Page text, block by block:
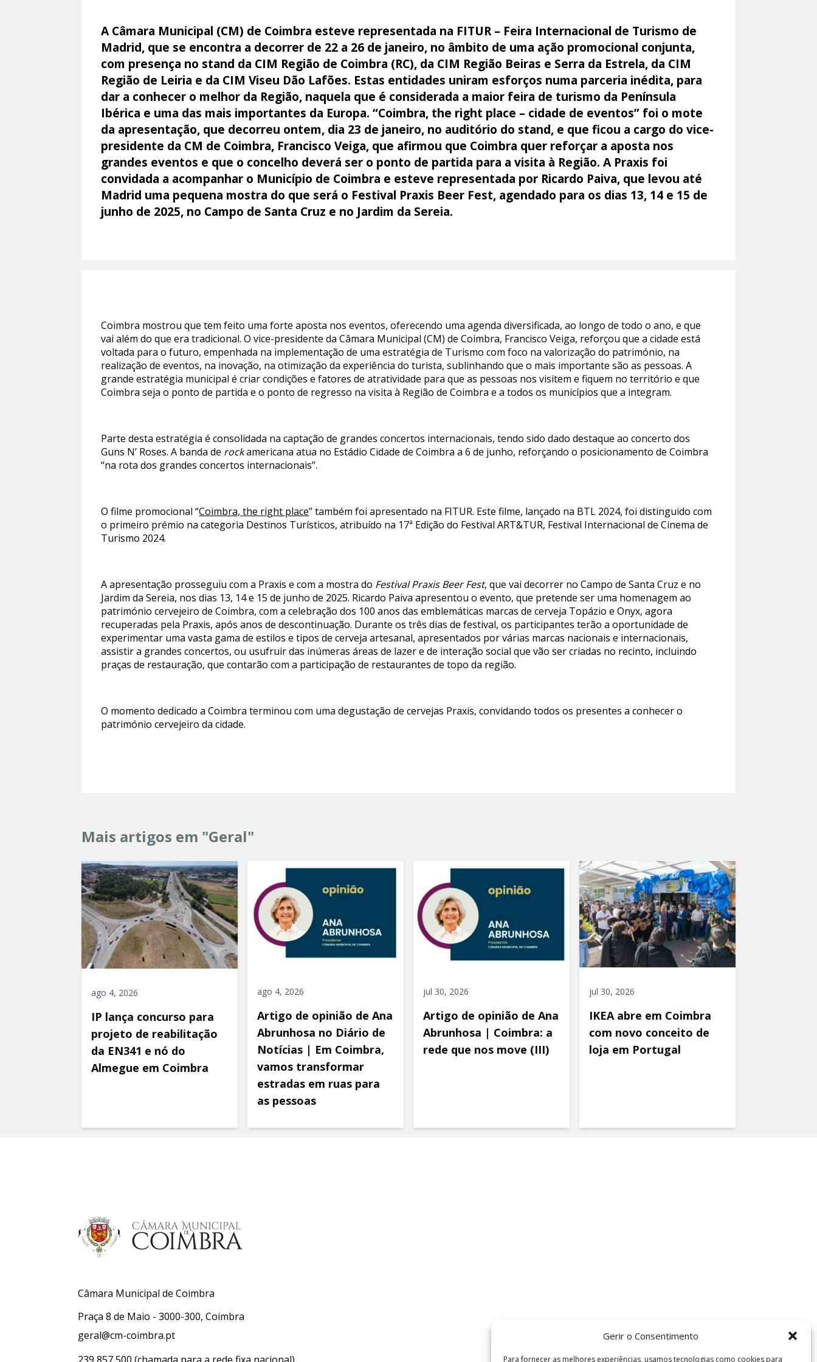
Gerir o Consentimento
Para fornecer as melhores experiências, usamos tecnologias como cookies para
A Câmara Municipal (CM) de Coimbra esteve representada na FITUR – Feira Internacional de Turismo de
Madrid, que se encontra a decorrer de 22 a 26 de janeiro, no âmbito de uma ação promocional conjunta,
com presença no stand da CIM Região de Coimbra (RC), da CIM Região Beiras e Serra da Estrela, da CIM
Região de Leiria e da CIM Viseu Dão Lafões. Estas entidades uniram esforços numa parceria inédita, para
dar a conhecer o melhor da Região, naquela que é considerada a maior feira de turismo da Península
Ibérica e uma das mais importantes da Europa. “Coimbra, the right place – cidade de eventos” foi o mote
da apresentação, que decorreu ontem, dia 23 de janeiro, no auditório do stand, e que ficou a cargo do vice-
presidente da CM de Coimbra, Francisco Veiga, que afirmou que Coimbra quer reforçar a aposta nos
grandes eventos e que o concelho deverá ser o ponto de partida para a visita à Região. A Praxis foi
convidada a acompanhar o Município de Coimbra e esteve representada por Ricardo Paiva, que levou até
Madrid uma pequena mostra do que será o Festival Praxis Beer Fest, agendado para os dias 13, 14 e 15 de
junho de 2025, no Campo de Santa Cruz e no Jardim da Sereia.
Coimbra mostrou que tem feito uma forte aposta nos eventos, oferecendo uma agenda diversificada, ao longo de todo o ano, e que
vai além do que era tradicional. O vice-presidente da Câmara Municipal (CM) de Coimbra, Francisco Veiga, reforçou que a cidade está
voltada para o futuro, empenhada na implementação de uma estratégia de Turismo com foco na valorização do património, na
realização de eventos, na inovação, na otimização da experiência do turista, sublinhando que o mais importante são as pessoas. A
grande estratégia municipal é criar condições e fatores de atratividade para que as pessoas nos visitem e fiquem no território e que
Coimbra seja o ponto de partida e o ponto de regresso na visita à Região de Coimbra e a todos os municípios que a integram.
Parte desta estratégia é consolidada na captação de grandes concertos internacionais, tendo sido dado destaque ao concerto dos
Guns N’ Roses. A banda de rockamericana atua no Estádio Cidade de Coimbra a 6 de junho, reforçando o posicionamento de Coimbra
“na rota dos grandes concertos internacionais”.
O filme promocional “Coimbra, the right place” também foi apresentado na FITUR. Este filme, lançado na BTL 2024, foi distinguido com
o primeiro prémio na categoria Destinos Turísticos, atribuído na 17ª Edição do Festival ART&TUR, Festival Internacional de Cinema de
Turismo 2024.
A apresentação prosseguiu com a Praxis e com a mostra do Festival Praxis Beer Fest, que vai decorrer no Campo de Santa Cruz e no
Jardim da Sereia, nos dias 13, 14 e 15 de junho de 2025. Ricardo Paiva apresentou o evento, que pretende ser uma homenagem ao
património cervejeiro de Coimbra, com a celebração dos 100 anos das emblemáticas marcas de cerveja Topázio e Onyx, agora
recuperadas pela Praxis, após anos de descontinuação. Durante os três dias de festival, os participantes terão a oportunidade de
experimentar uma vasta gama de estilos e tipos de cerveja artesanal, apresentados por várias marcas nacionais e internacionais,
assistir a grandes concertos, ou usufruir das inúmeras áreas de lazer e de interação social que vão ser criadas no recinto, incluindo
praças de restauração, que contarão com a participação de restaurantes de topo da região.
O momento dedicado a Coimbra terminou com uma degustação de cervejas Praxis, convidando todos os presentes a conhecer o
património cervejeiro da cidade.
Mais artigos em "Geral"
ago 4, 2026
IP lança concurso para
projeto de reabilitação
da EN341 e nó do
Almegue em Coimbra
ago 4, 2026
Artigo de opinião de Ana
Abrunhosa no Diário de
Notícias | Em Coimbra,
vamos transformar
estradas em ruas para
as pessoas
jul 30, 2026
Artigo de opinião de Ana
Abrunhosa | Coimbra: a
rede que nos move (III)
jul 30, 2026
IKEA abre em Coimbra
com novo conceito de
loja em Portugal
Câmara Municipal de Coimbra
Praça 8 de Maio - 3000-300, Coimbra
geral@cm-coimbra.pt